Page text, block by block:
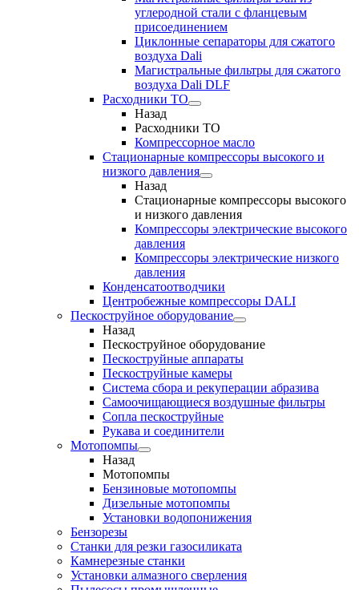
углеродной стали с фланцевым
присоединением
Циклонные сепараторы для сжатого
воздуха Dali
Магистральные фильтры для сжатого
воздуха Dali DLF
Расходники ТО
Назад
Расходники ТО
Компрессорное масло
Стационарные компрессоры высокого и
низкого давления
Назад
Стационарные компрессоры высокого
и низкого давления
Компрессоры электрические высокого
давления
Компрессоры электрические низкого
давления
Конденсатоотводчики
Центробежные компрессоры DALI
Пескоструйное оборудование
Назад
Пескоструйное оборудование
Пескоструйные аппараты
Пескоструйные камеры
Система сбора и рекуперации абразива
Самоочищающиеся воздушные фильтры
Сопла пескоструйные
Рукава и соединители
Мотопомпы
Назад
Мотопомпы
Бензиновые мотопомпы
Дизельные мотопомпы
Установки водопонижения
Бензорезы
Станки для резки газосиликата
Камнерезные станки
Установки алмазного сверления